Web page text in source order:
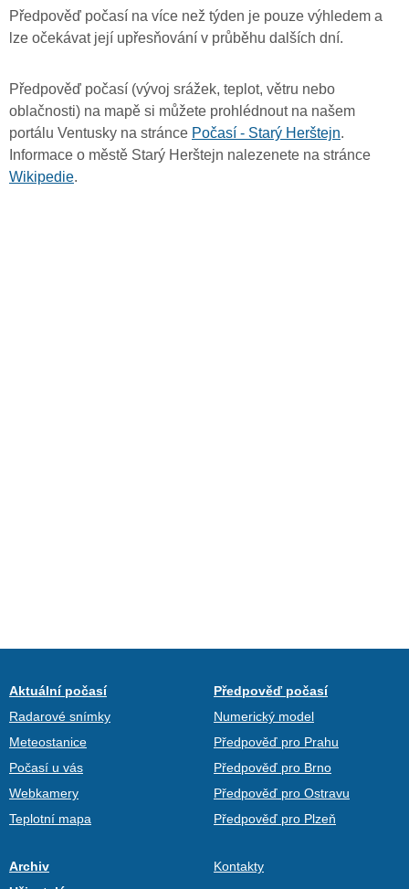
Předpověď počasí na více než týden je pouze výhledem a
lze očekávat její upřesňování v průběhu dalších dní.
Předpověď počasí (vývoj srážek, teplot, větru nebo
oblačnosti) na mapě si můžete prohlédnout na našem
portálu Ventusky na stránce Počasí - Starý Herštejn.
Informace o městě Starý Herštejn nalezenete na stránce
Wikipedie.
Aktuální počasí
Radarové snímky
Meteostanice
Počasí u vás
Webkamery
Teplotní mapa
Předpověď počasí
Numerický model
Předpověď pro Prahu
Předpověď pro Brno
Předpověď pro Ostravu
Předpověď pro Plzeň
Archiv
Kontakty